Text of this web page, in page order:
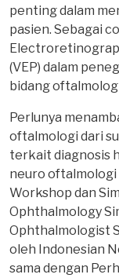
penting dalam
pasien. Sebagai
(VEP) dalam
bidang
Perlunya
oftalmologi dari
terkait diagnosis
neuro
Workshop dan
Ophthalmology
Ophthalmologist
oleh Indonesian
sama dengan